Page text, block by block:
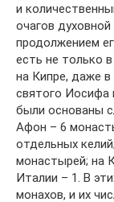
и
очагов
продолжением
есть не только
на Кипре, даже
святого Иосифа
были основаны
Афон – 6
отдельных
монастырей; на
Италии – 1. В
монахов, и их